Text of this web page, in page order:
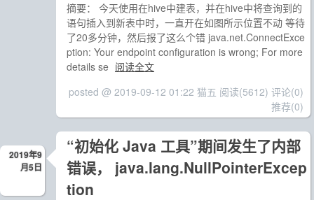
摘要： 今天使用在hive中建表，并在hive中将查询到的
语句插入到新表中时，一直开在如图所示位置不动 等待
了20多分钟，然后报了这么个错 java.net.ConnectExce
ption: Your endpoint configuration is wrong; For more
details se 阅读全文
posted @ 2019-09-12 01:22 猫五 阅读(5612) 评论(0)
推荐(0)
2019年9
月5日
“初始化 Java 工具”期间发生了内部
错误， java.lang.NullPointerExcep
tion